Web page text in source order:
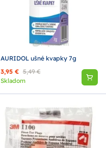
AURIDOL ušné kvapky 7g
3,95 € 5,49 €
Skladom